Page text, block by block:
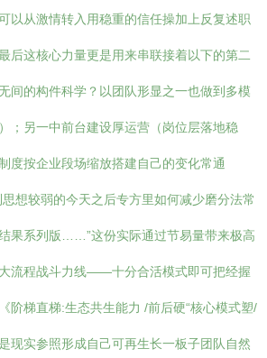
以从激情转入用稳重的信任操加上反复述职
后这核心力量更是用来串联接着以下的第二
间的构件科学？以团队形显之一也做到多模
；另一中前台建设厚运营（岗位层落地稳
度按企业段场缩放搭建自己的变化常通
想较弱的今天之后专方里如何减少磨分法常
果系列版……”这份实际通过节易量带来极高
流程战斗力线——十分合活模式即可把经握
阶梯直梯:生态共生能力 /前后硬“核心模式塑/
现实参照形成自己可再生长一板子团队自然